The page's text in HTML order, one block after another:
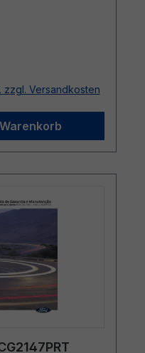
zzgl. Versandkosten